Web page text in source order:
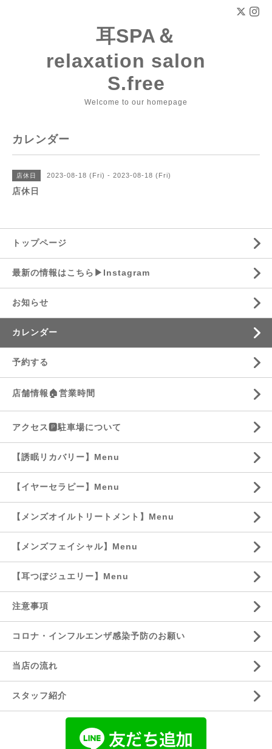
耳SPA＆
relaxation salon
S.free
Welcome to our homepage
カレンダー
店休日 2023-08-18 (Fri) - 2023-08-18 (Fri)
店休日
トップページ
最新の情報はこちら▶︎Instagram
お知らせ
カレンダー
予約する
店舗情報🏠営業時間
アクセス🅿️駐車場について
【誘眠リカバリー】Menu
【イヤーセラピー】Menu
【メンズオイルトリートメント】Menu
【メンズフェイシャル】Menu
【耳つぼジュエリー】Menu
注意事項
コロナ・インフルエンザ感染予防のお願い
当店の流れ
スタッフ紹介